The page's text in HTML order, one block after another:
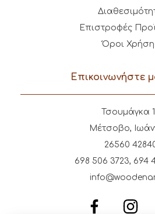
Επιστροφές
Όροι
Επικοινωνήστε
Τσουμάγκα
Μέτσοβο,
26560
698 506 3723, 694